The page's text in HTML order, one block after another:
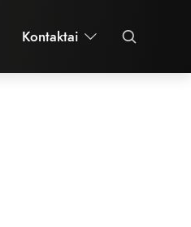
Kontaktai